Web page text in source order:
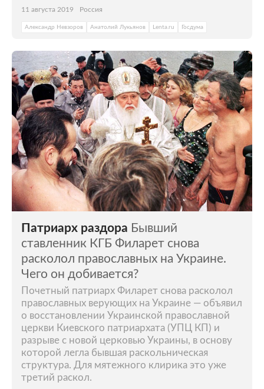
11 августа 2019 Россия
Александр Невзоров Анатолий Лукьянов Lenta.ru Госдума
Патриарх раздора Бывший
ставленник КГБ Филарет снова
расколол православных на Украине.
Чего он добивается?
Почетный патриарх Филарет снова расколол
православных верующих на Украине — объявил
о восстановлении Украинской православной
церкви Киевского патриархата (УПЦ КП) и
разрыве с новой церковью Украины, в основу
которой легла бывшая раскольническая
структура. Для мятежного клирика это уже
третий раскол.